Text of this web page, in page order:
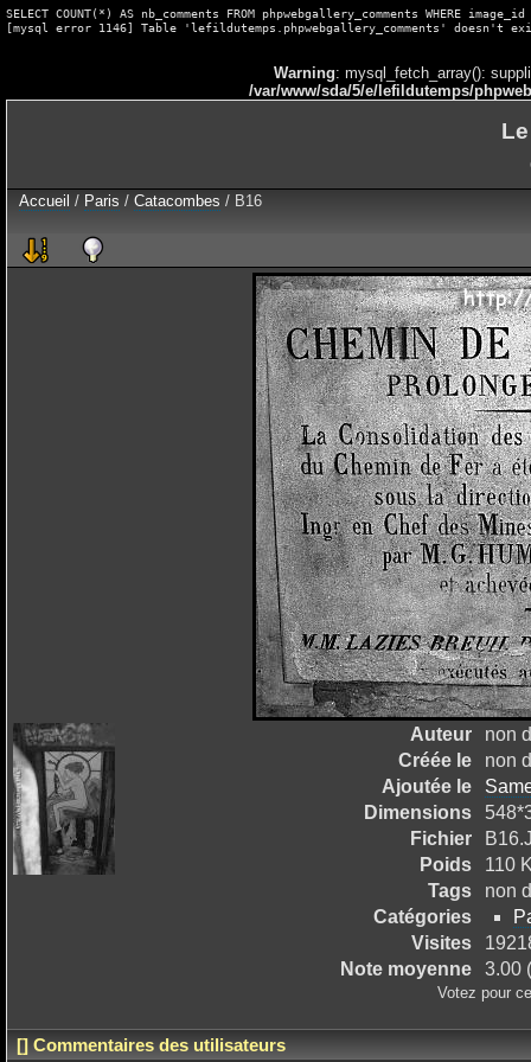
SELECT COUNT(*) AS nb_comments FROM phpwebgallery_comments WHERE
[mysql error 1146] Table 'lefildutemps.phpwebgallery_comments' doesn't
Warning: mysql_fetch_array():
/var/www/sda/5/e/lefildutemps/
Accueil / Paris / Catacombes / B16
Auteur
non
Créée le
non
Ajoutée le
Dimensions
Fichier
Poids
110
Tags
non
Catégories
Visites
Note moyenne
3.00
Votez pour
[] Commentaires des utilisateurs